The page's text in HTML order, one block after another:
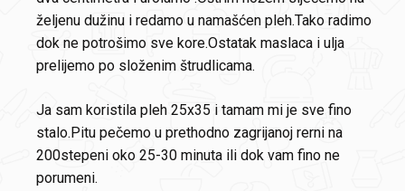
željenu dužinu i redamo u namašćen pleh.Tako radimo
dok ne potrošimo sve kore.Ostatak maslaca i ulja
prelijemo po složenim štrudlicama.
Ja sam koristila pleh 25x35 i tamam mi je sve fino
stalo.Pitu pečemo u prethodno zagrijanoj rerni na
200stepeni oko 25-30 minuta ili dok vam fino ne
porumeni.